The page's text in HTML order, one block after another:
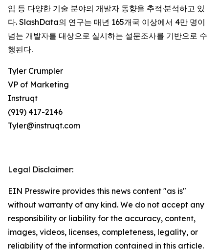
임 등 다양한 기술 분야의 개발자 동향을 추적·분석하고 있
다. SlashData의 연구는 매년 165개국 이상에서 4만 명이
넘는 개발자를 대상으로 실시하는 설문조사를 기반으로 수
행된다.
Tyler Crumpler
VP of Marketing
Instruqt
(919) 417-2146
Tyler@instruqt.com
Legal Disclaimer:
EIN Presswire provides this news content "as is"
without warranty of any kind. We do not accept any
responsibility or liability for the accuracy, content,
images, videos, licenses, completeness, legality, or
reliability of the information contained in this article.